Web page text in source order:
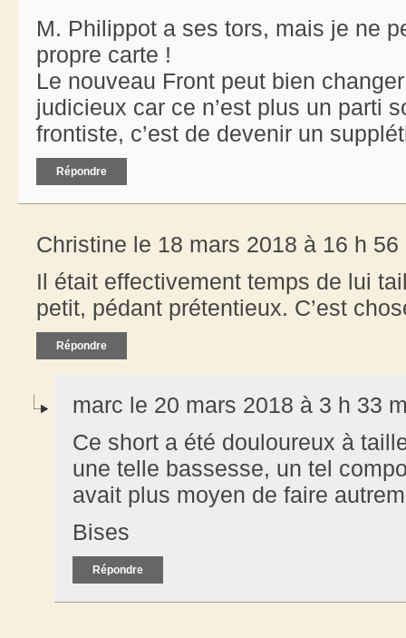
M. Philippot a ses tors, mais je ne
propre carte !
Le nouveau Front peut bien
judicieux car ce n’est plus un parti
frontiste, c’est de devenir un
Répondre
Christine le 18 mars 2018 à 16 h 56
Il était effectivement temps de lui
petit, pédant prétentieux. C’est
Répondre
marc le 20 mars 2018 à 3 h 33
Ce short a été douloureux à
une telle bassesse, un tel
avait plus moyen de faire
Bises
Répondre